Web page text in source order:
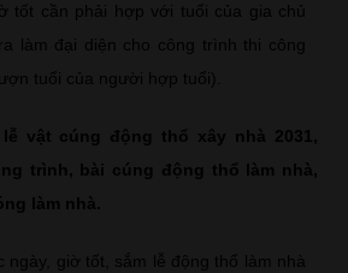
tốt cần phải hợp với tuổi của gia chủ
làm đại diện cho công trình thi công
tuổi của người hợp tuổi).
vật cúng động thổ xây nhà 2031,
trình, bài cúng động thổ làm nhà,
làm nhà.
ngày, giờ tốt, sắm lễ động thổ làm nhà